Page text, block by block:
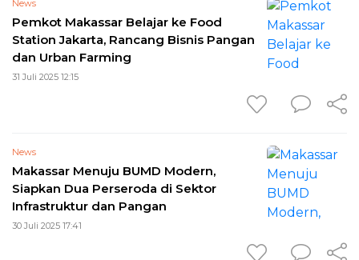
News
Pemkot Makassar Belajar ke Food
Station Jakarta, Rancang Bisnis Pangan
dan Urban Farming
31 Juli 2025 12:15
News
Makassar Menuju BUMD Modern,
Siapkan Dua Perseroda di Sektor
Infrastruktur dan Pangan
30 Juli 2025 17:41